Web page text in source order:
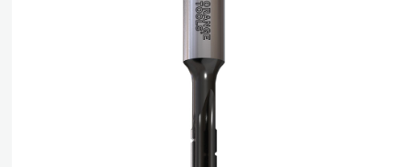
Sammenlign
Legg i ønskeliste